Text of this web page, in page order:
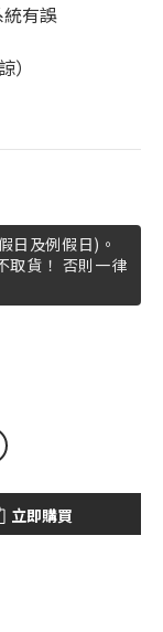
有誤
日及例假日)。
取貨！ 否則一律
立即購買